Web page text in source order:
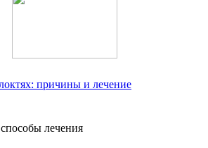
причины и лечение